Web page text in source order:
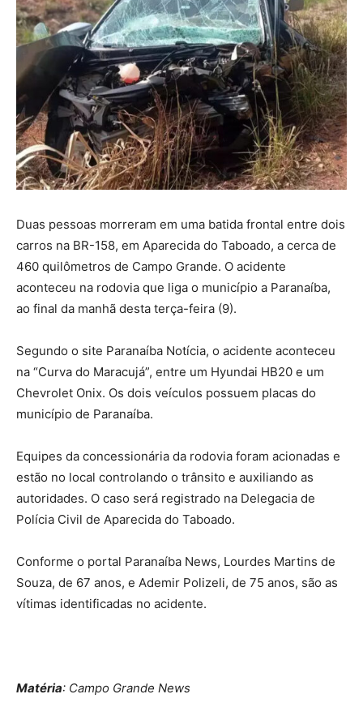
Duas pessoas morreram em uma batida frontal entre dois
carros na BR-158, em Aparecida do Taboado, a cerca de
460 quilômetros de Campo Grande. O acidente
aconteceu na rodovia que liga o município a Paranaíba,
ao final da manhã desta terça-feira (9).
Segundo o site Paranaíba Notícia, o acidente aconteceu
na “Curva do Maracujá”, entre um Hyundai HB20 e um
Chevrolet Onix. Os dois veículos possuem placas do
município de Paranaíba.
Equipes da concessionária da rodovia foram acionadas e
estão no local controlando o trânsito e auxiliando as
autoridades. O caso será registrado na Delegacia de
Polícia Civil de Aparecida do Taboado.
Conforme o portal Paranaíba News, Lourdes Martins de
Souza, de 67 anos, e Ademir Polizeli, de 75 anos, são as
vítimas identificadas no acidente.
Matéria: Campo Grande News